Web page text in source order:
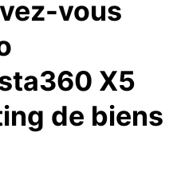
vous
X5
de biens